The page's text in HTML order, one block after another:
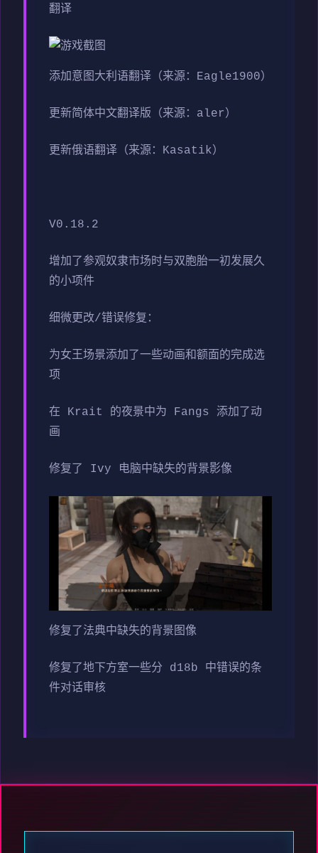
翻译
添加意图大利语翻译（来源：Eagle1900）
更新简体中文翻译版（来源：aler）
更新俄语翻译（来源：Kasatik）
V0.18.2
增加了参观奴隶市场时与双胞胎一初发展久
的小项件
细微更改/错误修复：
为女王场景添加了一些动画和额面的完成选
项
在 Krait 的夜景中为 Fangs 添加了动
画
修复了 Ivy 电脑中缺失的背景影像
修复了法典中缺失的背景图像
修复了地下方室一些分 d18b 中错误的条
件对话审核